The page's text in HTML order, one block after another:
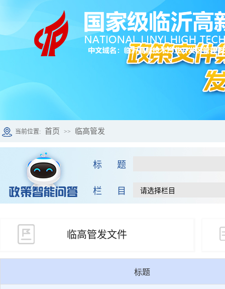
当前位置: 首页 >> 临高管发
标 题
栏 目
临高管发文件
标题